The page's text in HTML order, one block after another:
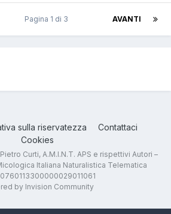
AVANTI
Pagina 1 di 3
sulla riservatezza
Contattaci
Cookies
Curti, A.M.I.N.T. APS e rispettivi Autori –
Italiana Naturalistica Telematica
by Invision Community